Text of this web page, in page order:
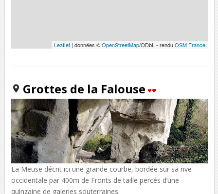
Leaflet | données ©OpenStreetMap/ODbL - renduOSM France
Grottes de la Falouse
La Meuse décrit ici une grande courbe, bordée sur sa rive
occidentale par 400m de Fronts de taille percés d’une
quinzaine de galeries souterraines.